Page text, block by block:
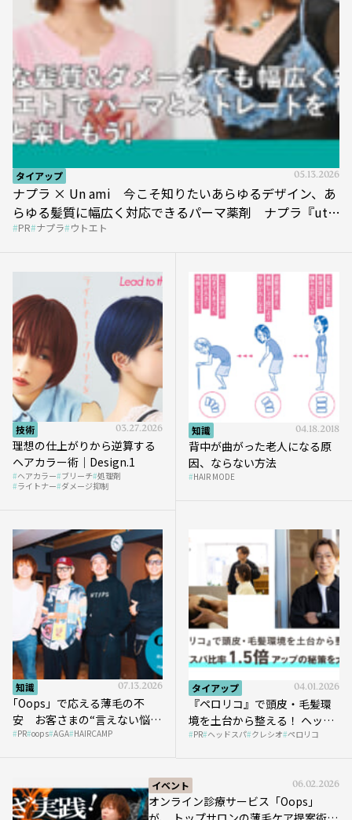
タイアップ 05.13.2026
ナプラ × Un ami 今こそ知りたいあらゆるデザイン、あ
らゆる髪質に幅広く対応できるパーマ薬剤 ナプラ『ut-
et』
PR ナプラ ウトエト
技術 03.27.2026
理想の仕上がりから逆算する
ヘアカラー術｜Design.1
ヘアカラー ブリーチ 処理剤
ライトナー ダメージ抑制
知識 04.18.2018
背中が曲がった老人になる原
因、ならない方法
HAIR MODE
知識 07.13.2026
｢Oops」で応える薄毛の不
安 お客さまの“言えない悩
み”にどう向き合う？ ＃01
PR oops AGA HAIRCAMP
タイアップ 04.01.2026
『ペロリコ』で頭皮・毛髪環
境を土台から整える！ ヘッド
スパ比率1.5倍アップの秘策を
PR ヘッドスパ クレシオ ペロリコ
イベント 06.02.2026
オンライン診療サービス「Oops」